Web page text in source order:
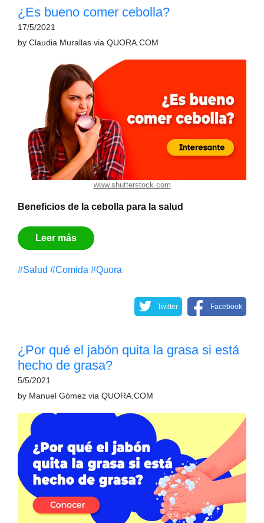
¿Es bueno comer cebolla?
17/5/2021
by Claudia Murallas via QUORA.COM
www.shutterstock.com
Beneficios de la cebolla para la salud
Leer más
#Salud #Comida #Quora
Twitter Facebook
¿Por qué el jabón quita la grasa si está
hecho de grasa?
5/5/2021
by Manuel Gómez via QUORA.COM